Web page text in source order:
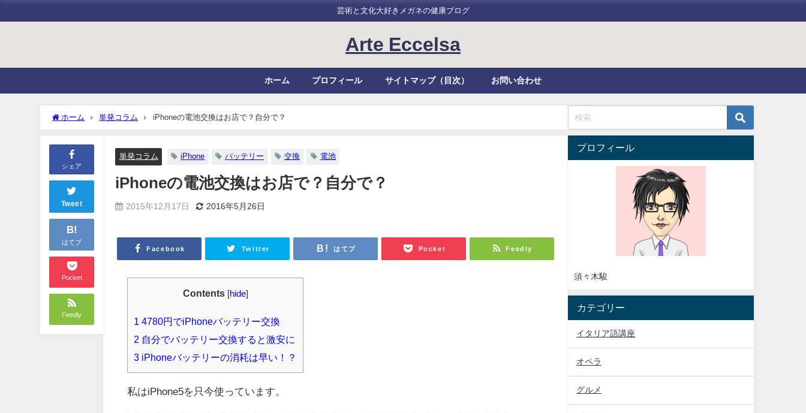
芸術と文化大好きメガネの健康ブログ
Arte Eccelsa
ホーム プロフィール サイトマップ（目次） お問い合わせ
ホーム 単発コラム iPhoneの電池交換はお店で？自分で？
シェア
Tweet
B!
はてブ
Pocket
Feedly
単発コラム iPhone バッテリー 交換 電池
iPhoneの電池交換はお店で？自分で？
2015年12月17日 2016年5月26日
Facebook Twitter はてブ Pocket Feedly
Contents hide]
1 4780円でiPhoneバッテリー交換
2 自分でバッテリー交換すると激安に
3 iPhoneバッテリーの消耗は早い！？
私はiPhone5を只今使っています。
プロフィール
須々木駿
カテゴリー
イタリア語講座
オペラ
グルメ